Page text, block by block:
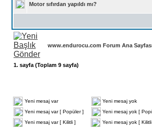
Motor sıfırdan yapıldı mı?
www.endurocu.com Forum Ana
1. sayfa (Toplam 9 sayfa)
Yeni mesaj var Yeni mesaj yok
Yeni mesaj var [ Popüler ]
Yeni mesaj yok [
Yeni mesaj var [ Kilitli ]
Yeni mesaj yok [ Kilitli